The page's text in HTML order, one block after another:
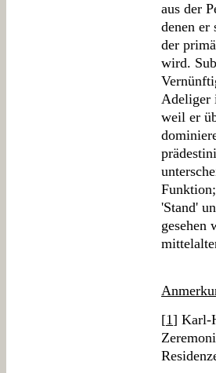
aus der
denen er
der
wird.
Adeliger
weil er
'Stand'
gesehen
[1] Karl-